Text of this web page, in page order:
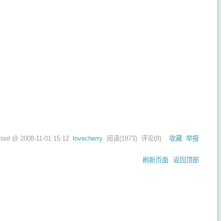
@ 2008-11-01 15:12 lovecherry 阅读(1873) 评论(8) 收藏 举报
刷新页面 返回顶部